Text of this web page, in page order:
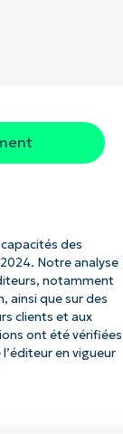
des
Notre analyse
notamment
ainsi que sur des
clients et aux
ont été vérifiées
en vigueur